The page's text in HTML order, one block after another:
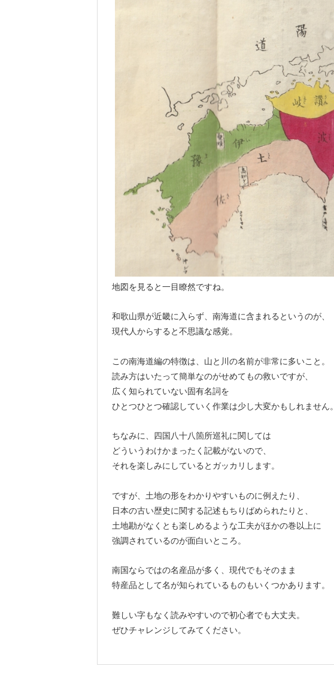
地図を見ると一目瞭然ですね。
和歌山県が近畿に入らず、南海道に含まれるというのが、
現代人からすると不思議な感覚。
この南海道編の特徴は、山と川の名前が非常に多いこと。
読み方はいたって簡単なのがせめてもの救いですが、
広く知られていない固有名詞を
ひとつひとつ確認していく作業は少し大変かもしれません。
ちなみに、四国八十八箇所巡礼に関しては
どういうわけかまったく記載がないので、
それを楽しみにしているとガッカリします。
ですが、土地の形をわかりやすいものに例えたり、
日本の古い歴史に関する記述もちりばめられたりと、
土地勘がなくとも楽しめるような工夫がほかの巻以上に
強調されているのが面白いところ。
南国ならではの名産品が多く、現代でもそのまま
特産品として名が知られているものもいくつかあります。
難しい字もなく読みやすいので初心者でも大丈夫。
ぜひチャレンジしてみてください。